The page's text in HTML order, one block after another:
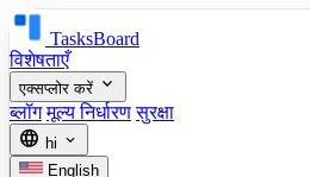
TasksBoard
विशेषताएँ
एक्सप्लोर करें expand_more
ब्लॉग मूल्य निर्धारण सुरक्षा
language hi expand_more
English